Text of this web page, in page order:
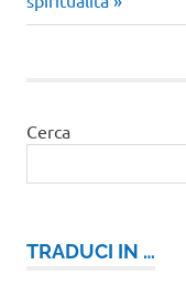
Cerca
TRADUCI IN …